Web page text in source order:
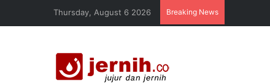
Thursday, August 6 2026 Breaking News